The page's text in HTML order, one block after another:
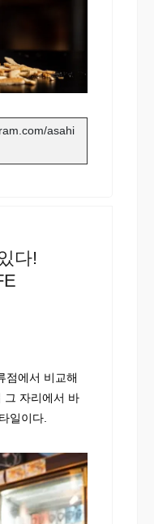
asahi
다!
점에서 비교해
그 자리에서 바
일이다.